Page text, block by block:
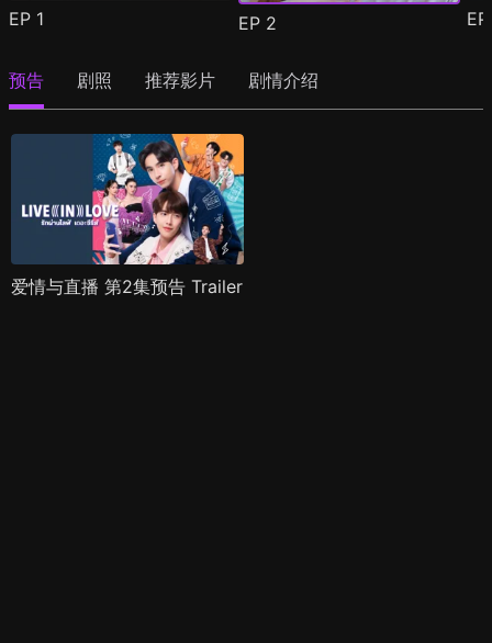
EP 1 EP 2
预告 剧照 推荐影片 剧情介绍
爱情与直播 第2集预告 Trailer